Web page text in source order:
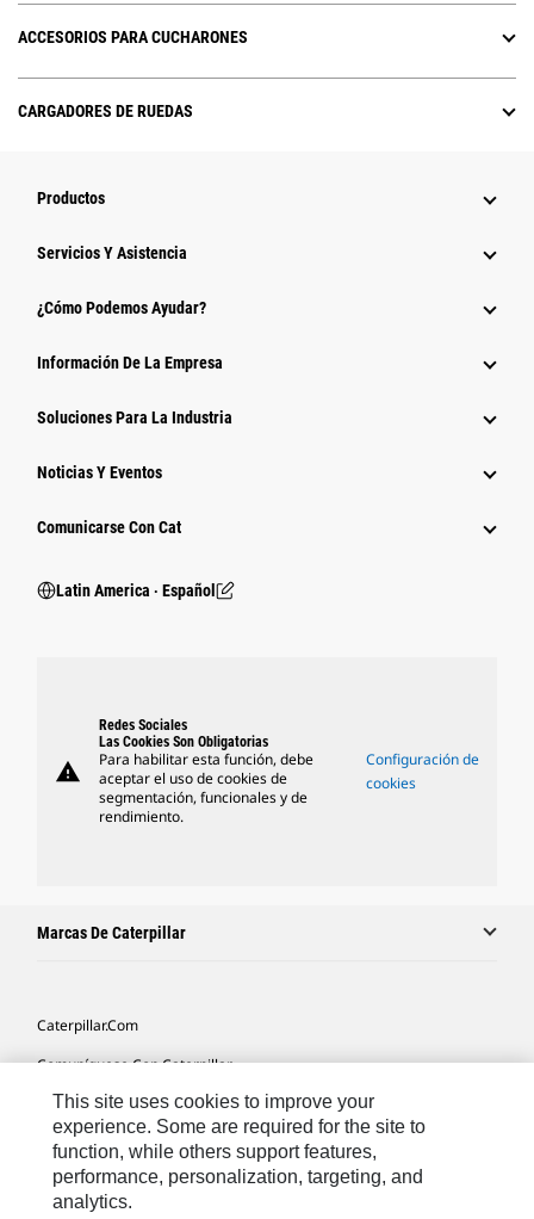
ACCESORIOS PARA CUCHARONES
CARGADORES DE RUEDAS
Productos
Servicios Y Asistencia
¿Cómo Podemos Ayudar?
Información De La Empresa
Soluciones Para La Industria
Noticias Y Eventos
Comunicarse Con Cat
Latin America ‧ Español
warning
Redes Sociales
Las Cookies Son Obligatorias
Para habilitar esta función, debe
aceptar el uso de cookies de
segmentación, funcionales y de
rendimiento.
Configuración de
cookies
Marcas De Caterpillar
Caterpillar.com
Comuníquese Con Caterpillar
Mis Preferencias De Marketing
Mapa Del Sitio
Cookie Settings
This site uses cookies to improve your
experience. Some are required for the site to
function, while others support features,
performance, personalization, targeting, and
analytics.